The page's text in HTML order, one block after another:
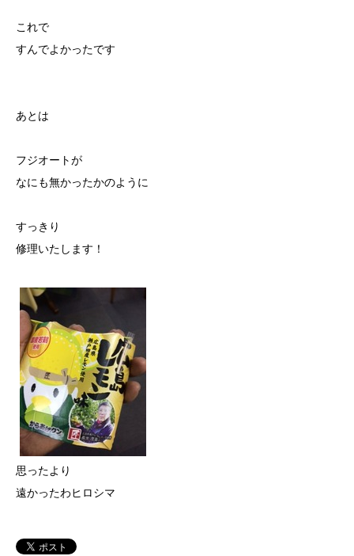
これで
すんでよかったです
あとは
フジオートが
なにも無かったかのように
すっきり
修理いたします！
思ったより
遠かったわヒロシマ